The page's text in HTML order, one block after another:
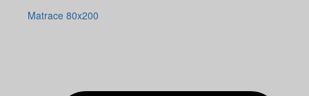
Matrace 80x200